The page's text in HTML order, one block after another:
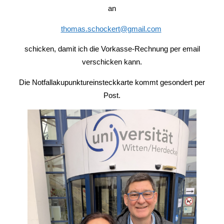
an
thomas.schockert@gmail.com
schicken, damit ich die Vorkasse-Rechnung per email
verschicken kann.
Die Notfallakupunktureinsteckkarte kommt gesondert per
Post.